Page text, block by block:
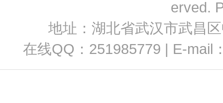
erved.
地址：湖北省武汉市武昌
在线QQ：251985779 | E-mail